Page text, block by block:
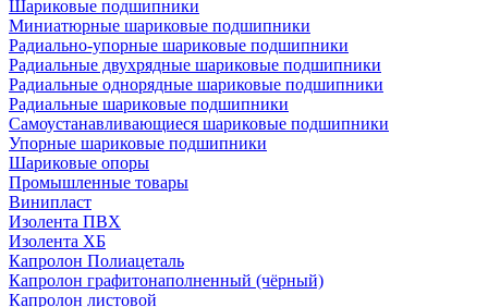
Шариковые подшипники
Миниатюрные шариковые подшипники
Радиально-упорные шариковые подшипники
Радиальные двухрядные шариковые подшипники
Радиальные однорядные шариковые подшипники
Радиальные шариковые подшипники
Самоустанавливающиеся шариковые подшипники
Упорные шариковые подшипники
Шариковые опоры
Промышленные товары
Винипласт
Изолента ПВХ
Изолента ХБ
Капролон Полиацеталь
Капролон графитонаполненный (чёрный)
Капролон листовой